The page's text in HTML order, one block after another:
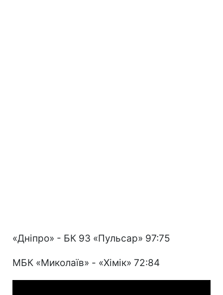
«Дніпро» - БК 93 «Пульсар» 97:75
МБК «Миколаїв» - «Хімік» 72:84